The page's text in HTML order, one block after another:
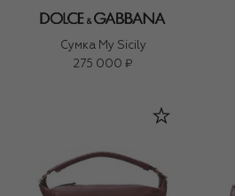
Сумка My Sicily
275 000 ₽